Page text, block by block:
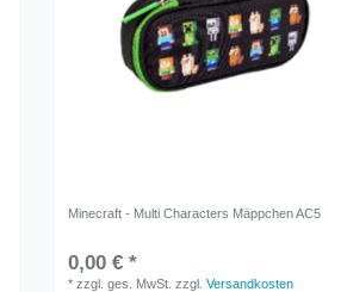
Minecraft - Multi Characters Mäppchen AC5
0,00 € *
*zzgl. ges. MwSt. zzgl.Versandkosten